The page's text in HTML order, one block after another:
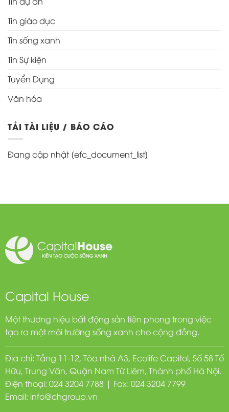
Tin giáo dục
Tin sống xanh
Tin Sự kiện
Tuyển Dụng
Văn hóa
TẢI TÀI LIỆU / BÁO CÁO
Đang cập nhật [efc_document_list]
Capital House
Một thương hiệu bất động sản tiên phong trong việc
tạo ra một môi trường sống xanh cho cộng đồng.
Địa chỉ: Tầng 11-12, Tòa nhà A3, Ecolife Capitol, Số 58 Tố
Hữu, Trung Văn, Quận Nam Từ Liêm, Thành phố Hà Nội.
Điện thoại: 024 3204 7788 | Fax: 024 3204 7799
Email: info@chgroup.vn